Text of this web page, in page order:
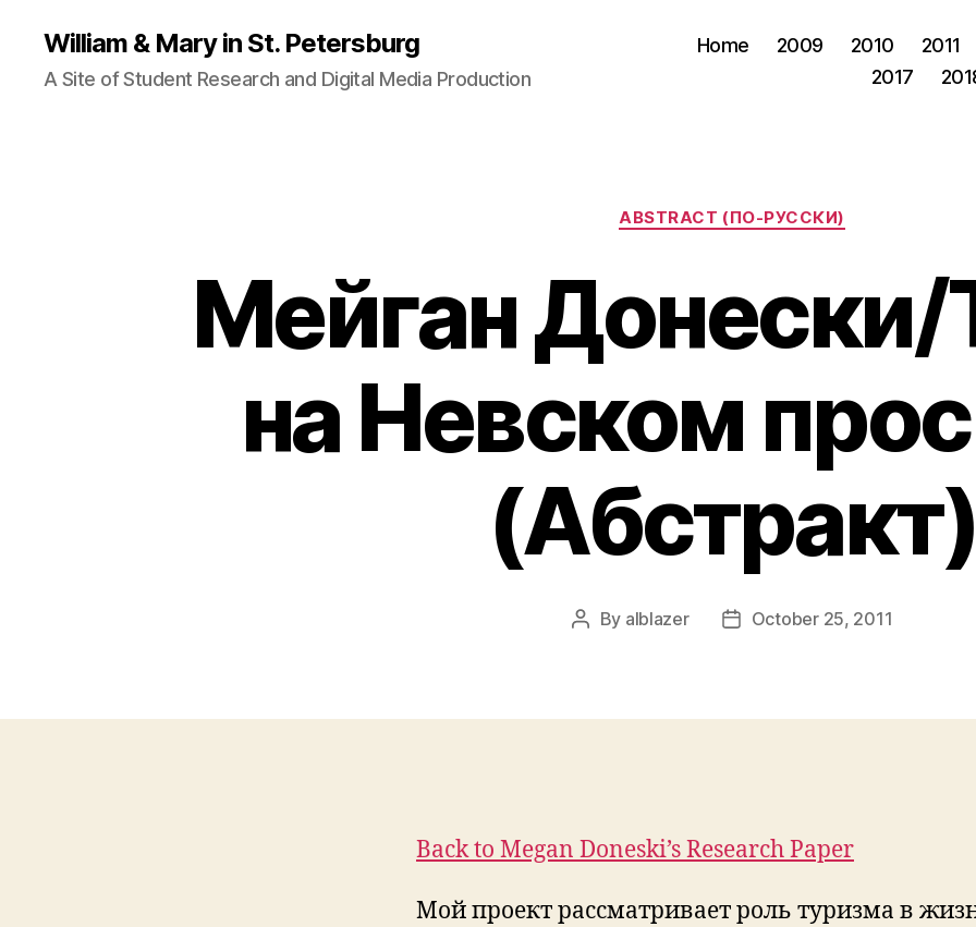
William & Mary in St. Petersburg
A Site of Student Research and Digital Media Production
Home 2009 2010
2011
2017
Categories
ABSTRACT (ПО-РУССКИ)
Мейган
на Невском
Post
By alblazer
PostOctober 25, 2011
Back to Megan Doneski’s Research Paper
Мой проект рассматривает роль туризма в